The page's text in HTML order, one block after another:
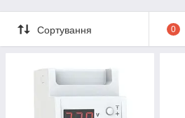
Сортування 0